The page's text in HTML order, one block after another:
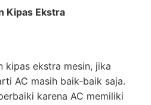
Kipas Ekstra
kipas ekstra mesin, jika
AC masih baik-baik saja.
karena AC memiliki